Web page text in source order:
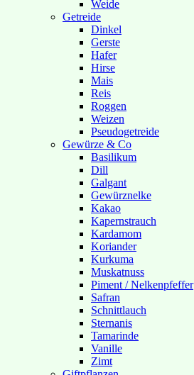
Weide
Getreide
Dinkel
Gerste
Hafer
Hirse
Mais
Reis
Roggen
Weizen
Pseudogetreide
Gewürze & Co
Basilikum
Dill
Galgant
Gewürznelke
Kakao
Kapernstrauch
Kardamom
Koriander
Kurkuma
Muskatnuss
Piment / Nelkenpfeffer
Safran
Schnittlauch
Sternanis
Tamarinde
Vanille
Zimt